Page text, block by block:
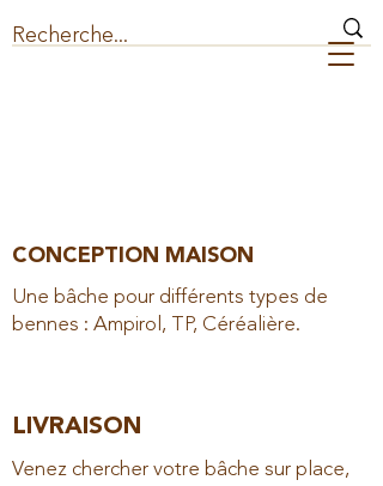
CONCEPTION MAISON
Une bâche pour différents types de
bennes : Ampirol, TP, Céréalière.
LIVRAISON
Venez chercher votre bâche sur place,